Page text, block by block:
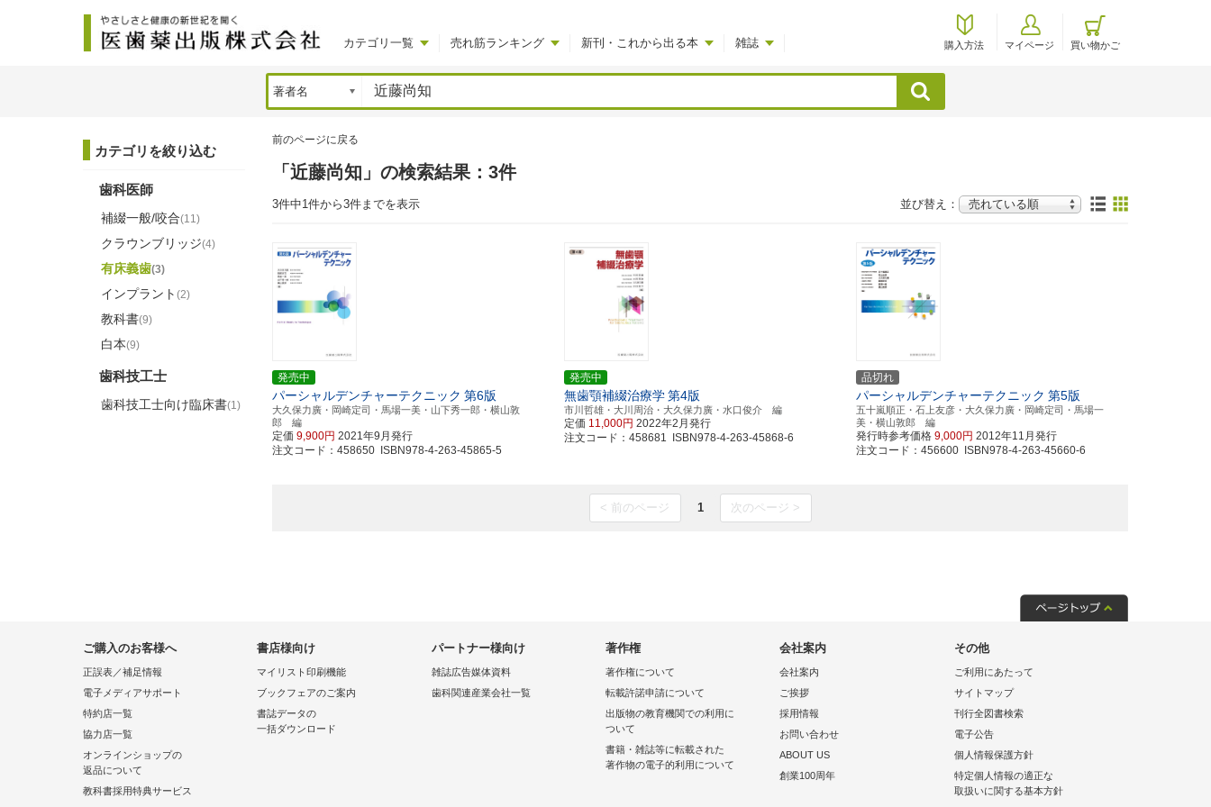
カテゴリ一覧 売れ筋ランキング 新刊・これから出る本 雑誌 購入方法 マイページ 買い物かご
検索
前のページに戻る
「近藤尚知」の検索結果：3件
3件中1件から3件までを表示 並び替え：
発売中
パーシャルデンチャーテクニック 第6版
大久保力廣・岡崎定司・馬場一美・山下秀一郎・横山敦
郎 編
定価 9,900円 2021年9月発行
注文コード：458650 ISBN978-4-263-45865-5
発売中
無歯顎補綴治療学第4版
市川哲雄・大川周治・大久保力廣・水口俊介 編
定価 11,000円 2022年2月発行
注文コード：458681 ISBN978-4-263-45868-6
品切れ
パーシャルデンチャーテクニック 第5版
五十嵐順正・石上友彦・大久保力廣・岡崎定司・馬場一
美・横山敦郎 編
発行時参考価格9,000円 2012年11月発行
注文コード：456600 ISBN978-4-263-45660-6
< 前のページ 1 次のページ >
カテゴリを絞り込む
歯科医師
補綴一般/咬合(11)
クラウンブリッジ(4)
有床義歯(3)
インプラント (2)
教科書(9)
白本(9)
歯科技工士
歯科技工士向け臨床書(1)
ご購入のお客様へ
正誤表／補足情報
電子メディアサポート
特約店一覧
協力店一覧
オンラインショップの
返品について
教科書採用特典サービス
書店様向け
マイリスト印刷機能
ブックフェアのご案内
書誌データの
一括ダウンロード
パートナー様向け
雑誌広告媒体資料
歯科関連産業会社一覧
著作権
著作権について
転載許諾申請について
出版物の教育機関での利用に
ついて
書籍・雑誌等に転載された
著作物の電子的利用について
会社案内
会社案内
ご挨拶
採用情報
お問い合わせ
ABOUT US
創業100周年
その他
ご利用にあたって
サイトマップ
刊行全図書検索
電子公告
個人情報保護方針
特定個人情報の適正な
取扱いに関する基本方針